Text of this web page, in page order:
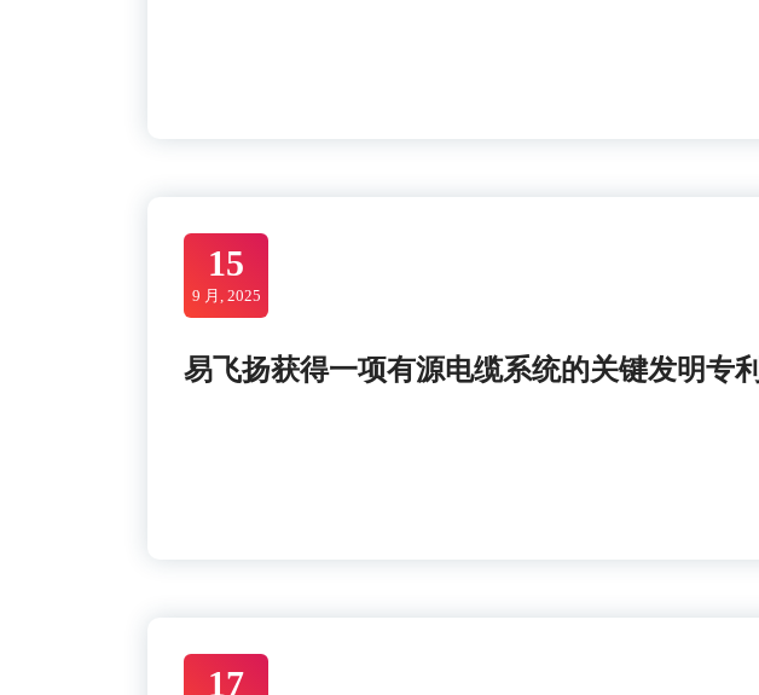
15
9 月, 2025
易飞扬获得一项有源电缆系统的关键发明专利
17